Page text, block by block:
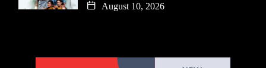
August 10, 2026